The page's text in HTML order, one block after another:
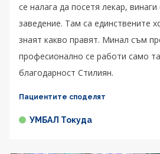
се налага да посетя лекар,
заведение. Там са единствените
знаят какво правят. Минал съм
професионално се работи само
благодарност Стилиян.
Пациентите споделят
УМБАЛ Токуда